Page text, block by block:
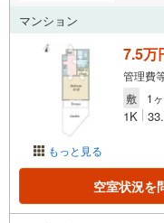
マンション
もっと見る
7.5万
管理費
敷
1
1K
空室状況を